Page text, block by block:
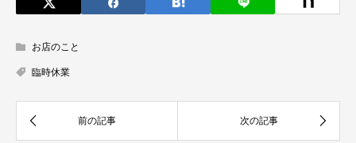
お店のこと
臨時休業